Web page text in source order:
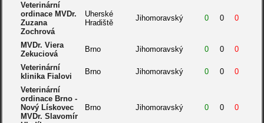
Veterinární
ordinace MVDr.
Zuzana
Zochrová
Uherské
Hradiště
Jihomoravský 0 0 0
MVDr. Viera
Zekuciová
Brno Jihomoravský 0 0 0
Veterinární
klinika Fialovi
Brno Jihomoravský 0 0 0
Veterinární
ordinace Brno -
Nový Lískovec
MVDr. Slavomír
Brno Jihomoravský 0 0 0